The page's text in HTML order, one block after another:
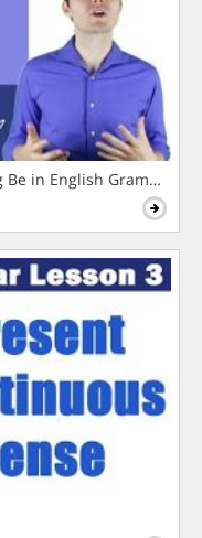
Be in English Grammar